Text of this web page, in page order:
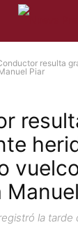
resulta
Piar
la